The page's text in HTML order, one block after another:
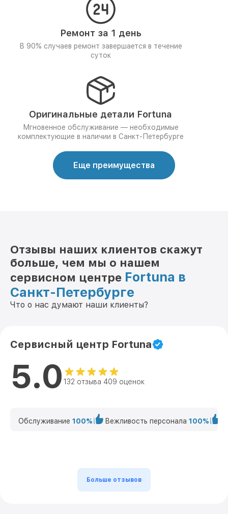
Ремонт за 1 день
В 90% случаев ремонт завершается в течение
суток
Оригинальные детали Fortuna
Мгновенное обслуживание — необходимые
комплектующие в наличии в Санкт-Петербурге
Еще преимущества
Отзывы наших клиентов скажут
больше, чем мы о нашем
сервисном центре Fortuna в
Санкт-Петербурге
Что о нас думают наши клиенты?
Сервисный центр Fortuna
5.0 132 отзыва 409 оценок
Обслуживание 100% Вежливость персонала 100%
Больше отзывов